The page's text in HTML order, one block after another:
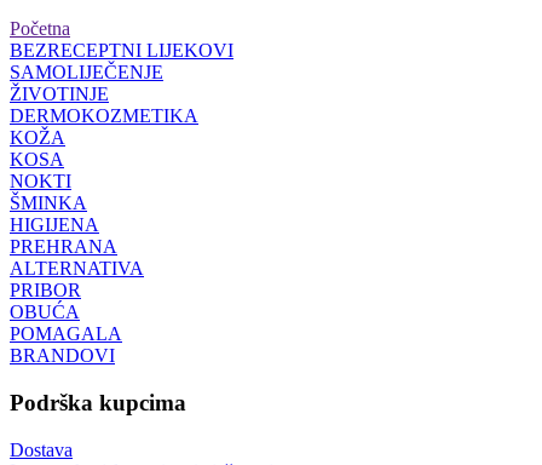
Početna
BEZRECEPTNI LIJEKOVI
SAMOLIJEČENJE
ŽIVOTINJE
DERMOKOZMETIKA
KOŽA
KOSA
NOKTI
ŠMINKA
HIGIJENA
PREHRANA
ALTERNATIVA
PRIBOR
OBUĆA
POMAGALA
BRANDOVI
Podrška kupcima
Dostava